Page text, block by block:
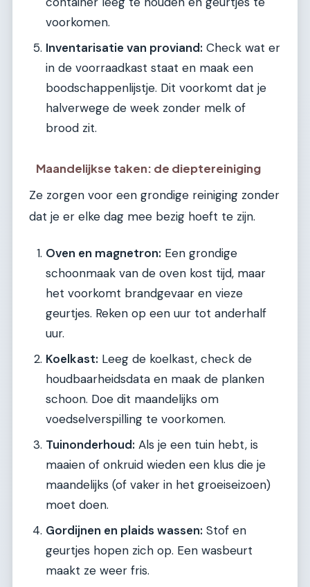
voorkomen.
Inventarisatie van proviand: Check wat er
in de voorraadkast staat en maak een
boodschappenlijstje. Dit voorkomt dat je
halverwege de week zonder melk of
brood zit.
Maandelijkse taken: de dieptereiniging
Ze zorgen voor een grondige reiniging zonder
dat je er elke dag mee bezig hoeft te zijn.
Oven en magnetron: Een grondige
schoonmaak van de oven kost tijd, maar
het voorkomt brandgevaar en vieze
geurtjes. Reken op een uur tot anderhalf
uur.
Koelkast: Leeg de koelkast, check de
houdbaarheidsdata en maak de planken
schoon. Doe dit maandelijks om
voedselverspilling te voorkomen.
Tuinonderhoud: Als je een tuin hebt, is
maaien of onkruid wieden een klus die je
maandelijks (of vaker in het groeiseizoen)
moet doen.
Gordijnen en plaids wassen: Stof en
geurtjes hopen zich op. Een wasbeurt
maakt ze weer fris.